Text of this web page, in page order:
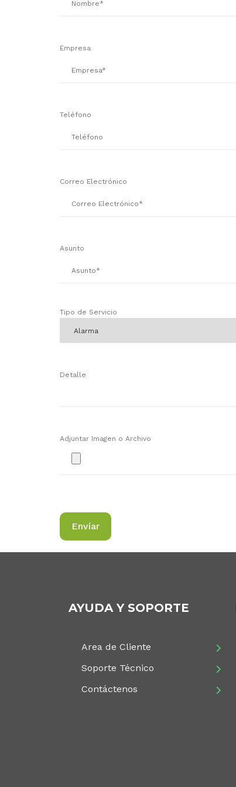
Empresa
Teléfono
Correo Electrónico
Asunto
Tipo de Servicio
Detalle
Adjuntar Imagen o Archivo
AYUDA Y SOPORTE
Area de Cliente
Soporte Técnico
Contáctenos